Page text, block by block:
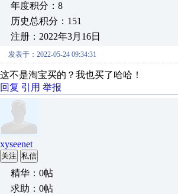
年度积分：8
历史总积分：151
注册：2022年3月16日
发表于：2022-05-24 09:34:31
这不是淘宝买的？我也买了哈哈！
回复 引用 举报
xyseenet
关注 私信
精华：0帖
求助：0帖